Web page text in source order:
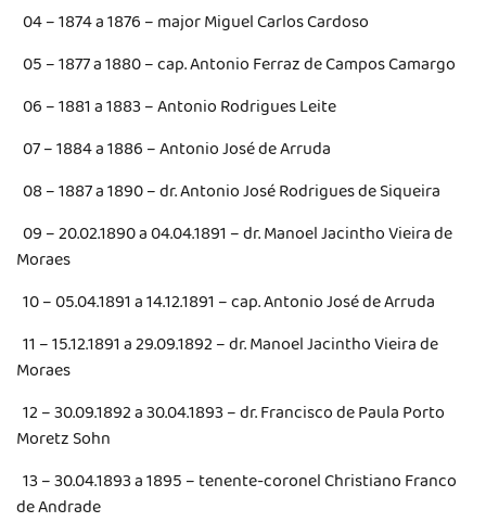
04 – 1874 a 1876 – major Miguel Carlos Cardoso
05 – 1877 a 1880 – cap. Antonio Ferraz de Campos Camargo
06 – 1881 a 1883 – Antonio Rodrigues Leite
07 – 1884 a 1886 – Antonio José de Arruda
08 – 1887 a 1890 – dr. Antonio José Rodrigues de Siqueira
09 – 20.02.1890 a 04.04.1891 – dr. Manoel Jacintho Vieira de
Moraes
10 – 05.04.1891 a 14.12.1891 – cap. Antonio José de Arruda
11 – 15.12.1891 a 29.09.1892 – dr. Manoel Jacintho Vieira de
Moraes
12 – 30.09.1892 a 30.04.1893 – dr. Francisco de Paula Porto
Moretz Sohn
13 – 30.04.1893 a 1895 – tenente-coronel Christiano Franco
de Andrade